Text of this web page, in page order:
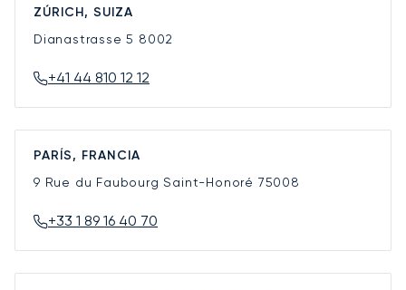
ZÚRICH, SUIZA
Dianastrasse 5 8002
+41 44 810 12 12
PARÍS, FRANCIA
9 Rue du Faubourg Saint-Honoré 75008
+33 1 89 16 40 70